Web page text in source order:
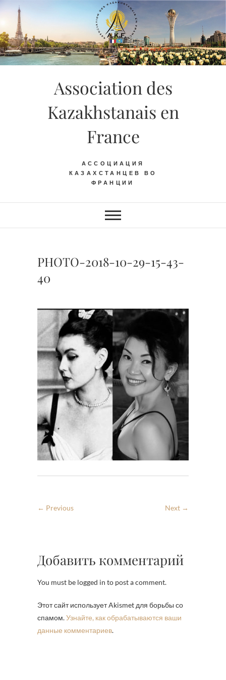
Skip
content
Association des
Kazakhstanais en
France
АССОЦИАЦИЯ
КАЗАХСТАНЦЕВ ВО
ФРАНЦИИ
PHOTO-2018-10-29-15-43-
40
← Previous Next →
Добавить комментарий
You must be logged in to post a comment.
Этот сайт использует Akismet для борьбы со
спамом.Узнайте, как обрабатываются ваши
данные комментариев.